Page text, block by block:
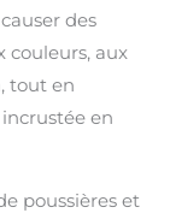
des
couleurs, aux
tout en
en
poussières et